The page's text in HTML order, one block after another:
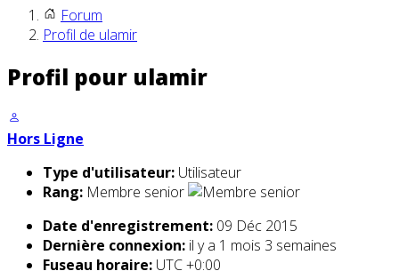
Forum
Profil de ulamir
Profil pour ulamir
Hors Ligne
Type d'utilisateur: Utilisateur
Rang: Membre senior
Date d'enregistrement: 09 Déc 2015
Dernière connexion: il y a 1 mois 3 semaines
Fuseau horaire: UTC +0:00